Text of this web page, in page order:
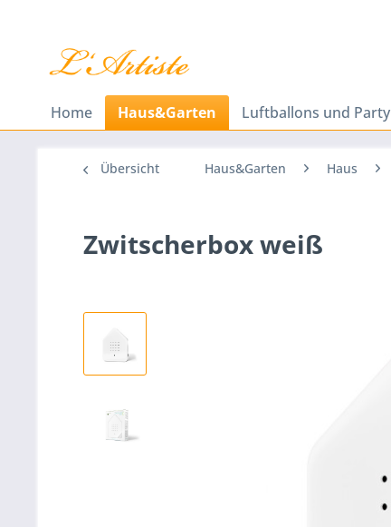
Home Haus&Garten Luftballons und Party
Übersicht Haus&Garten Haus
Zwitscherbox weiß